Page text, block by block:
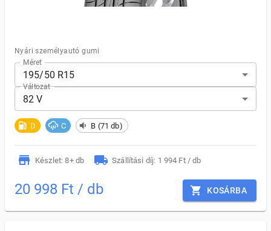
Nyári személyautó gumi
Méret
195/50 R15
Változat
82 V
D C B (71 db)
Készlet: 8+ db Szállítási díj: 1 994 Ft / db
20 998 Ft / db KOSÁRBA